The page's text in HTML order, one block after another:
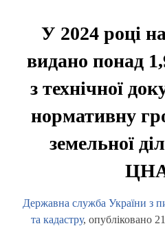
У 2024 році
видано понад
з технічної
нормативну
земельної
Державна служба України з
та кадастру, опубліковано